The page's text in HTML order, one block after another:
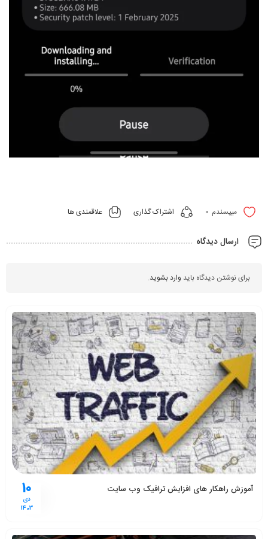
میپسندم 0 اشتراک گذاری علاقمندی ها
ارسال دیدگاه
برای نوشتن دیدگاه باید وارد بشوید.
10
دی
1403
آموزش راهکار های افزایش ترافیک وب سایت